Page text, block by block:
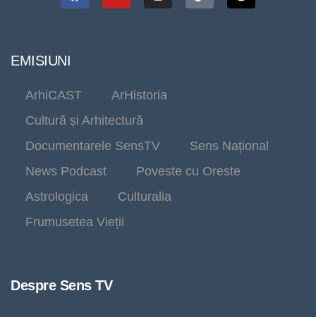
EMISIUNI
ArhiCAST
ArHistoria
Cultură și Arhitectură
Documentarele SensTV
Sens Național
News Podcast
Poveste cu Oreste
Astrologica
Culturalia
Frumusetea Vieții
Despre Sens TV